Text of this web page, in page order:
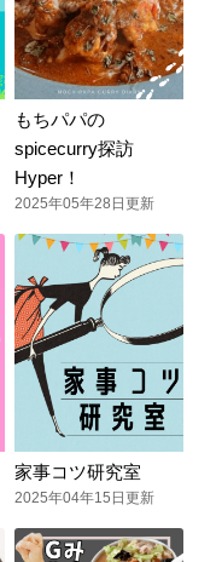
もちパパの
spicecurry探訪
Hyper！
2025年05年28日更新
家事コツ研究室
2025年04年15日更新